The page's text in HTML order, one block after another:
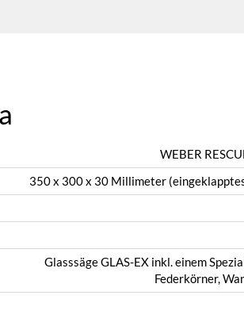
WEBER
350 x 300 x 30 Millimeter
Glasssäge GLAS-EX inkl. einem
Federkörner,